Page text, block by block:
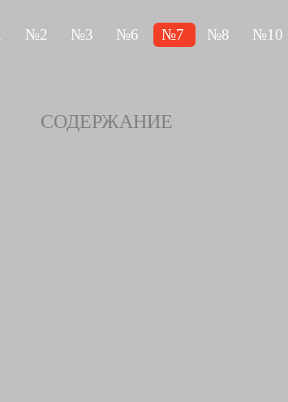
№2 №3 №6 №7 №8 №10
СОДЕРЖАНИЕ